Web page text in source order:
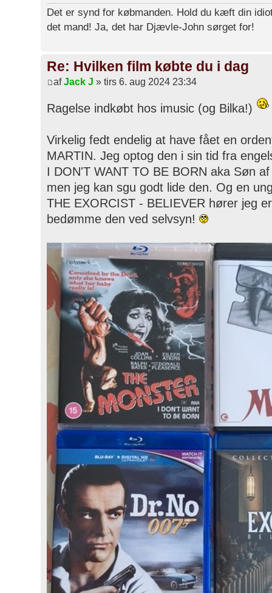
Det er synd for købmanden. Hold du kæft din
det mand! Ja, det har Djævle-John sørget for!
Re: Hvilken film købte du i dag
afJack J » tirs 6. aug 2024 23:34
Ragelse indkøbt hos imusic (og Bilka!)
Virkelig fedt endelig at have fået en
MARTIN. Jeg optog den i sin tid fra
I DON'T WANT TO BE BORN aka Søn
men jeg kan sgu godt lide den. Og en
THE EXORCIST - BELIEVER hører jeg
bedømme den ved selvsyn!